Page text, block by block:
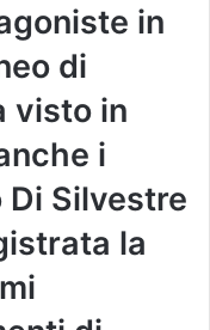
in
di
visto in
i
Silvestre
la